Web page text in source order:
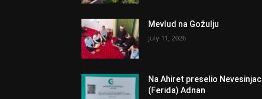
Mevlud na Gožulju
July 11, 2026
Na Ahiret preselio Nevesinjac
(Ferida) Adnan